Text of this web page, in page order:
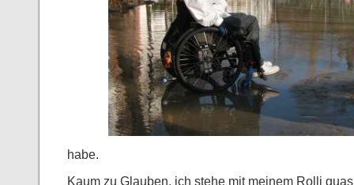
habe.
Kaum zu Glauben, ich stehe mit meinem Rolli